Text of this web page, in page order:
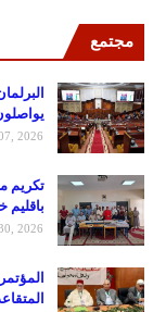
مجتمع
2026
تكريم
باقليم
2026